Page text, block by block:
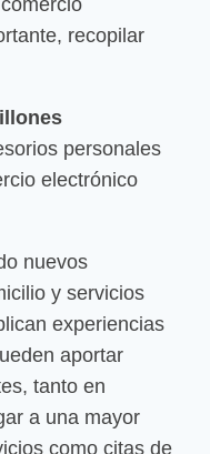
recopilar
personales
electrónico
nuevos
y servicios
experiencias
aportar
tanto en
a una mayor
como citas de